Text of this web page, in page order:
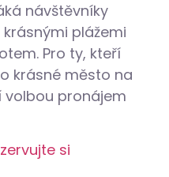
návštěvníky
plážemi
Pro ty, kteří
krásné město na
volbou pronájem
si